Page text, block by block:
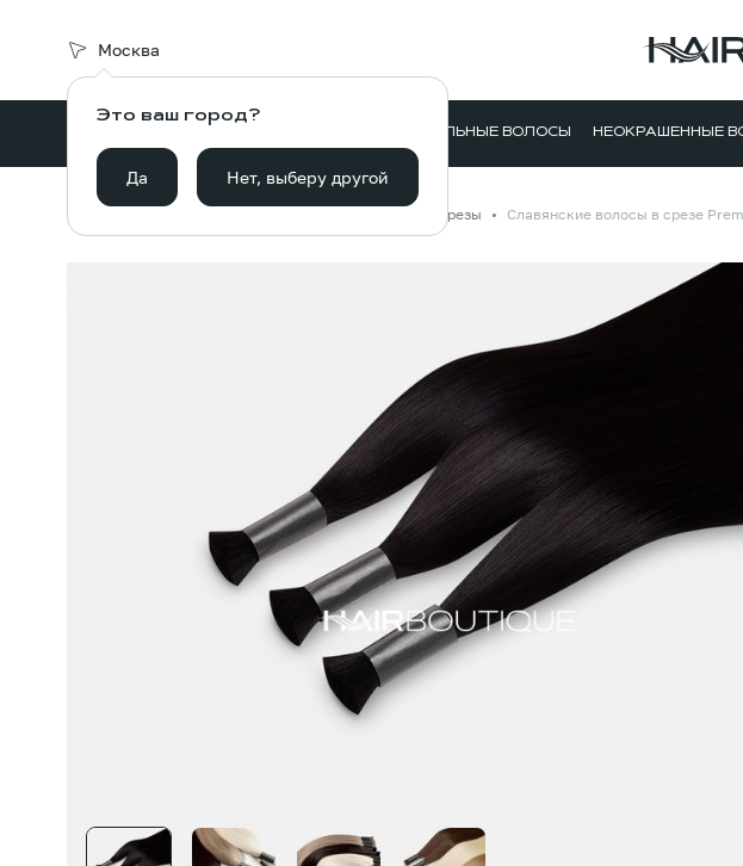
Москва
Это ваш город?
Да Нет, выберу другой
НАТУРАЛЬНЫЕ ВОЛОСЫ НЕОКРАШЕННЫЕ
Срезы Славянские волосы в срезе